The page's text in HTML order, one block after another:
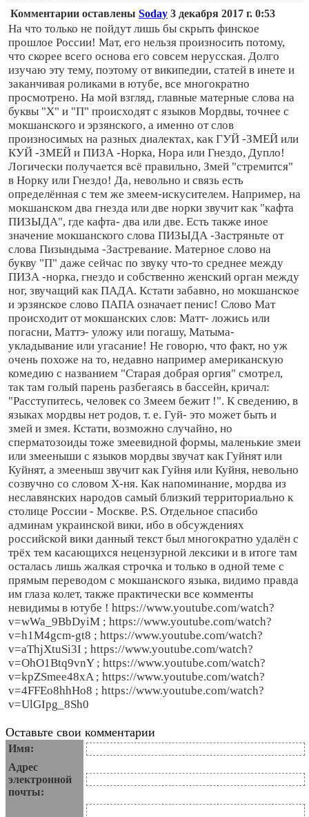
Комментарии оставлены Soday 3 декабря 2017 г. 0:53
На что только не пойдут лишь бы скрыть финское
прошлое России! Мат, его нельзя произносить потому,
что скорее всего основа его совсем нерусская. Долго
изучаю эту тему, поэтому от википедии, статей в инете и
заканчивая роликами в ютубе, все многократно
просмотрено. На мой взгляд, главные матерные слова на
буквы "Х" и "П" происходят с языков Мордвы, точнее с
мокшанского и эрзянского, а именно от слов
произносимых на разных диалектах, как ГУЙ -ЗМЕЙ или
КУЙ -ЗМЕЙ и ПИЗА -Норка, Нора или Гнездо, Дупло!
Логически получается всё правильно, Змей "стремится"
в Норку или Гнездо! Да, невольно и связь есть
определённая с тем же змеем-искусителем. Например, на
мокшанском два гнезда или две норки звучит как "кафта
ПИЗЫДА", где кафта- два или две. Есть также иное
значение мокшанского слова ПИЗЫДА -Застряньте от
слова Пизындыма -Застревание. Матерное слово на
букву "П" даже сейчас по звуку что-то среднее между
ПИЗА -норка, гнездо и собственно женский орган между
ног, звучащий как ПАДА. Кстати забавно, но мокшанское
и эрзянское слово ПАПА означает пенис! Слово Мат
происходит от мокшанских слов: Матт- ложись или
погасни, Маттэ- уложу или погашу, Матыма-
укладывание или угасание! Не говорю, что факт, но уж
очень похоже на то, недавно например американскую
комедию с названием "Старая добрая оргия" смотрел,
так там голый парень разбегаясь в бассейн, кричал:
"Расступитесь, человек со Змеем бежит !". К сведению, в
языках мордвы нет родов, т. е. Гуй- это может быть и
змей и змея. Кстати, возможно случайно, но
сперматозоиды тоже змеевидной формы, маленькие змеи
или змееныши с языков мордвы звучат как Гуйнят или
Куйнят, а змееныш звучит как Гуйня или Куйня, невольно
созвучно со словом Х-ня. Как напоминание, мордва из
неславянских народов самый близкий территориально к
столице России - Москве. P.S. Отдельное спасибо
админам украинской вики, ибо в обсуждениях
российской вики данный текст был многократно удалён с
трёх тем касающихся нецензурной лексики и в итоге там
осталась лишь жалкая строчка и только в одной теме с
прямым переводом с мокшанского языка, видимо правда
им глаза колет, также практически все комменты
невидимы в ютубе ! https://www.youtube.com/watch?
v=wWa_9BbDyiM ; https://www.youtube.com/watch?
v=h1M4gcm-gt8 ; https://www.youtube.com/watch?
v=aThjXtuSi3I ; https://www.youtube.com/watch?
v=OhO1Btq9vnY ; https://www.youtube.com/watch?
v=kpZSmee48xA ; https://www.youtube.com/watch?
v=4FFEo8hhHo8 ; https://www.youtube.com/watch?
v=UlGIpg_8Sh0
Оставьте свои комментарии
Имя:
Адрес
электронной
почты: